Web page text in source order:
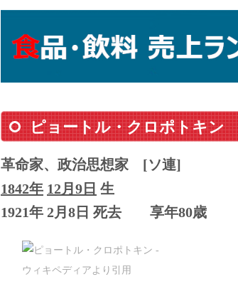
ピョートル・クロポトキン
革命家、政治思想家
[ソ連]
1842年 12月9日 生
1921年 2月8日 死去
享年80歳